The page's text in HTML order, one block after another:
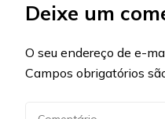
Deixe um
O seu endereço de e-
Campos obrigatórios